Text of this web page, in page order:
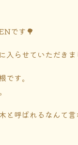
です🌳
らせていただきま
す。
と呼ばれるなんて